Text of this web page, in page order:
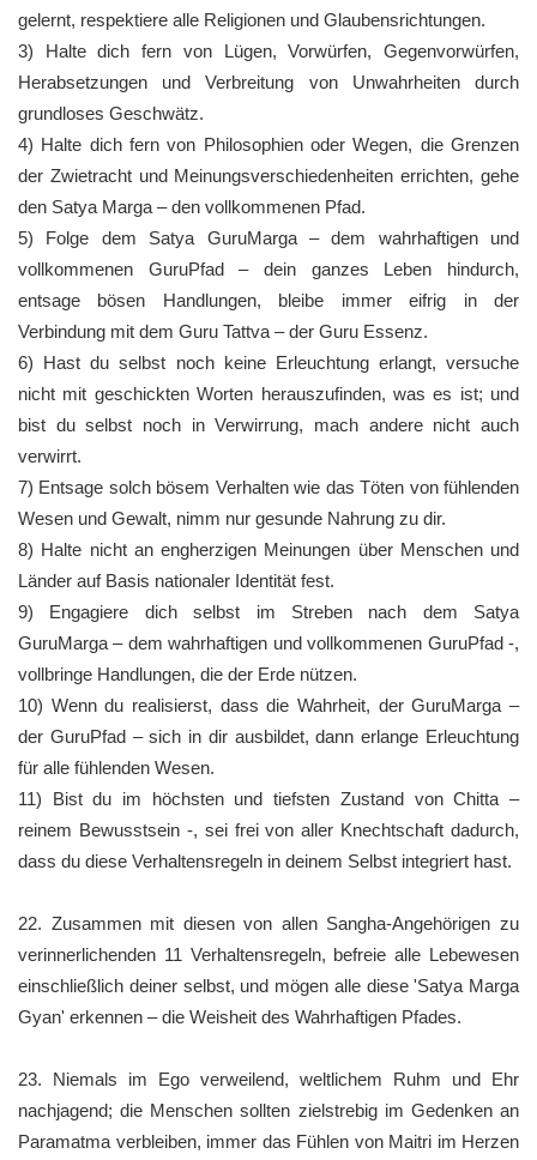
gelernt, respektiere alle Religionen und Glaubensrichtungen.
3) Halte dich fern von Lügen, Vorwürfen, Gegenvorwürfen,
Herabsetzungen und Verbreitung von Unwahrheiten durch
grundloses Geschwätz.
4) Halte dich fern von Philosophien oder Wegen, die Grenzen
der Zwietracht und Meinungsverschiedenheiten errichten, gehe
den Satya Marga – den vollkommenen Pfad.
5) Folge dem Satya GuruMarga – dem wahrhaftigen und
vollkommenen GuruPfad – dein ganzes Leben hindurch,
entsage bösen Handlungen, bleibe immer eifrig in der
Verbindung mit dem Guru Tattva – der Guru Essenz.
6) Hast du selbst noch keine Erleuchtung erlangt, versuche
nicht mit geschickten Worten herauszufinden, was es ist; und
bist du selbst noch in Verwirrung, mach andere nicht auch
verwirrt.
7) Entsage solch bösem Verhalten wie das Töten von fühlenden
Wesen und Gewalt, nimm nur gesunde Nahrung zu dir.
8) Halte nicht an engherzigen Meinungen über Menschen und
Länder auf Basis nationaler Identität fest.
9) Engagiere dich selbst im Streben nach dem Satya
GuruMarga – dem wahrhaftigen und vollkommenen GuruPfad -,
vollbringe Handlungen, die der Erde nützen.
10) Wenn du realisierst, dass die Wahrheit, der GuruMarga –
der GuruPfad – sich in dir ausbildet, dann erlange Erleuchtung
für alle fühlenden Wesen.
11) Bist du im höchsten und tiefsten Zustand von Chitta –
reinem Bewusstsein -, sei frei von aller Knechtschaft dadurch,
dass du diese Verhaltensregeln in deinem Selbst integriert hast.
22. Zusammen mit diesen von allen Sangha-Angehörigen zu
verinnerlichenden 11 Verhaltensregeln, befreie alle Lebewesen
einschließlich deiner selbst, und mögen alle diese 'Satya Marga
Gyan' erkennen – die Weisheit des Wahrhaftigen Pfades.
23. Niemals im Ego verweilend, weltlichem Ruhm und Ehr
nachjagend; die Menschen sollten zielstrebig im Gedenken an
Paramatma verbleiben, immer das Fühlen von Maitri im Herzen